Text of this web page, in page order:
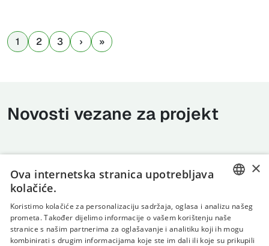
1 2 3
Novosti vezane za projekt
Uvjeti korištenja
ENGLISH
×
Ova internetska stranica upotrebljava
kolačiće.
Koristimo kolačiće za personalizaciju sadržaja, oglasa i analizu našeg
prometa. Također dijelimo informacije o vašem korištenju naše
stranice s našim partnerima za oglašavanje i analitiku koji ih mogu
kombinirati s drugim informacijama koje ste im dali ili koje su prikupili